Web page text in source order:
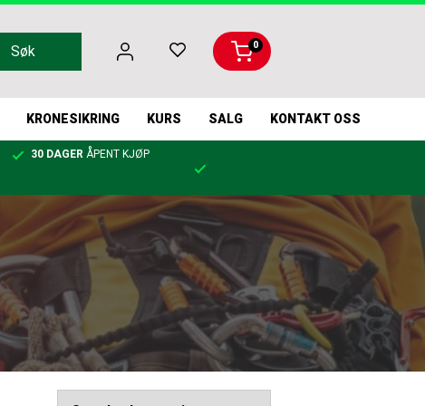
Søk 0
KRONESIKRING KURS SALG KONTAKT OSS
30 DAGER ÅPENT KJØP